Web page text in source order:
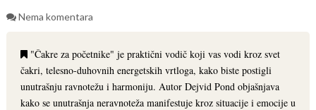
Nema komentara
"Čakre za početnike" je praktični vodič koji vas vodi kroz svet
čakri, telesno-duhovnih energetskih vrtloga, kako biste postigli
unutrašnju ravnotežu i harmoniju. Autor Dejvid Pond objašnjava
kako se unutrašnja neravnoteža manifestuje kroz situacije i emocije u